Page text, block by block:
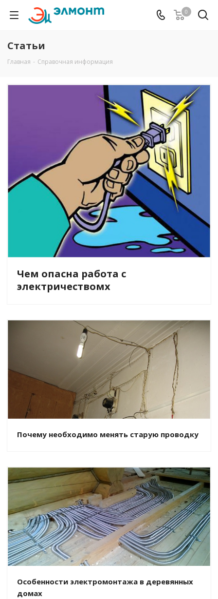
0
Статьи
Главная - Справочная информация
Чем опасна работа с
электричествомх
Почему необходимо менять старую проводку
Особенности электромонтажа в деревянных
домах